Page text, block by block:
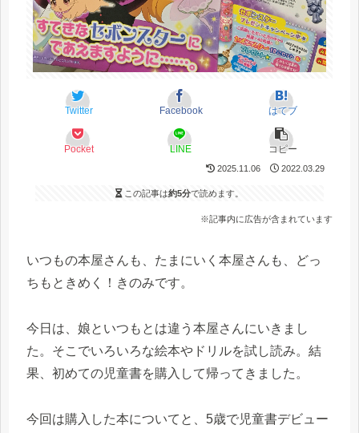
Twitter Facebook はてブ
Pocket LINE コピー
2025.11.06 2022.03.29
この記事は約5分で読めます。
※記事内に広告が含まれています
いつもの本屋さんも、たまにいく本屋さんも、どっ
ちもときめく！きのみです。
今日は、娘といつもとは違う本屋さんにいきまし
た。そこでいろいろな絵本やドリルを試し読み。結
果、初めての児童書を購入して帰ってきました。
今回は購入した本についてと、5歳で児童書デビュー